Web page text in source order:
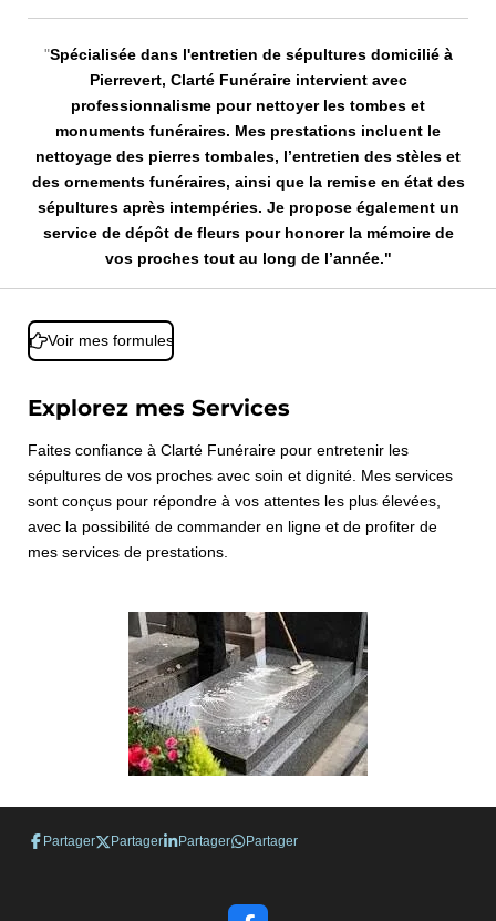
"Spécialisée dans l'entretien de sépultures domicilié à
Pierrevert, Clarté Funéraire intervient avec
professionnalisme pour nettoyer les tombes et
monuments funéraires. Mes prestations incluent le
nettoyage des pierres tombales, l’entretien des stèles et
des ornements funéraires, ainsi que la remise en état des
sépultures après intempéries. Je propose également un
service de dépôt de fleurs pour honorer la mémoire de
vos proches tout au long de l’année."
Voir mes formules
Explorez mes Services
Faites confiance à Clarté Funéraire pour entretenir les
sépultures de vos proches avec soin et dignité. Mes services
sont conçus pour répondre à vos attentes les plus élevées,
avec la possibilité de commander en ligne et de profiter de
mes services de prestations.
Partager Partager Partager Partager